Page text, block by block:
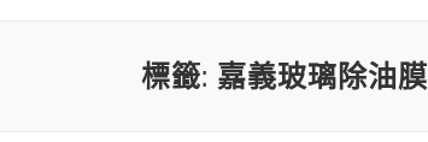
標籤: 嘉義玻璃除油膜